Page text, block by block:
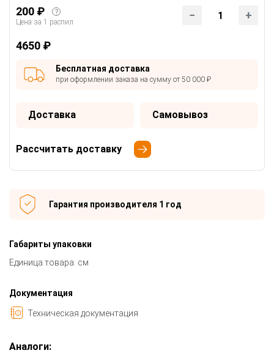
200 ₽
?
Цена за 1 распил
1
4650 ₽
Бесплатная доставка
при оформлении заказа на сумму от 50 000 ₽
Доставка Самовывоз
Рассчитать доставку
Гарантия производителя 1 год
Габариты упаковки
Единица товара: см
Документация
Техническая документация
Аналоги: